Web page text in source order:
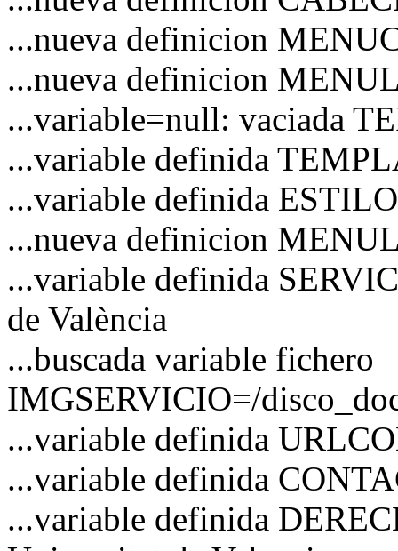
...nueva definicion
...nueva definicion
...variable=null: vaciada
...variable definida
...variable definida
...nueva definicion
...variable definida
de València
...buscada variable fichero
IMGSERVICIO=/
...variable definida
...variable definida
...variable definida